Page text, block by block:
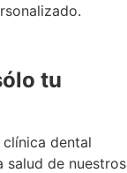
tu
dental
salud de nuestros